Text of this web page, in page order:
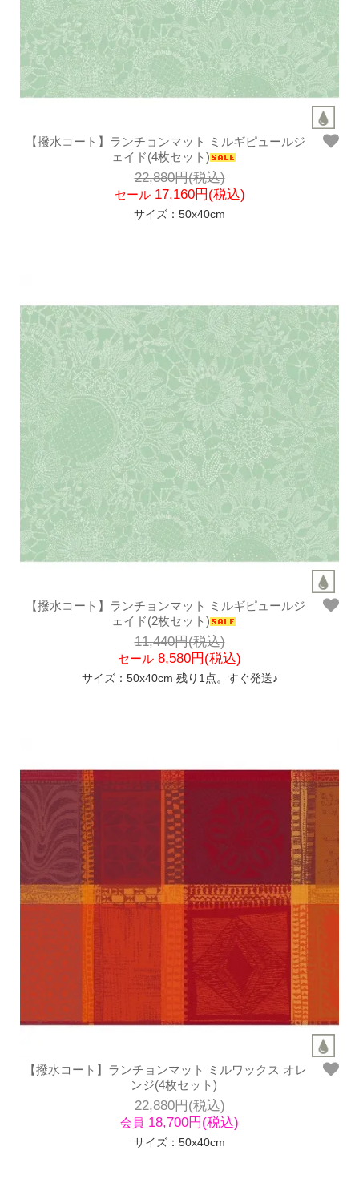
【撥水コート】ランチョンマット ミルギピュールジ
ェイド(4枚セット)
22,880円(税込)
セール17,160円(税込)
サイズ：50x40cm
【撥水コート】ランチョンマット ミルギピュールジ
ェイド(2枚セット)
11,440円(税込)
セール 8,580円(税込)
サイズ：50x40cm 残り1点。すぐ発送♪
【撥水コート】ランチョンマット ミルワックス オレ
ンジ(4枚セット)
22,880円(税込)
会員 18,700円(税込)
サイズ：50x40cm